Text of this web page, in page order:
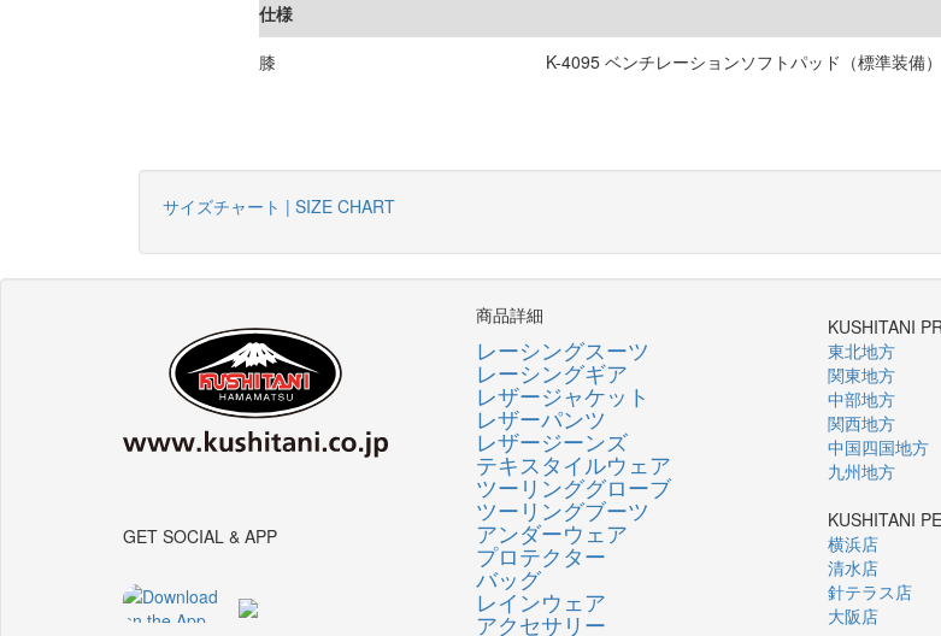
仕様
膝
K-4095 ベンチレーションソフトパッド（標準装備）
サイズチャート | SIZE CHART
GET SOCIAL & APP
商品詳細
レーシングスーツ
レーシングギア
レザージャケット
レザーパンツ
レザージーンズ
テキスタイルウェア
ツーリンググローブ
ツーリングブーツ
アンダーウェア
プロテクター
バッグ
レインウェア
アクセサリー
KUSHITANI
東北地方
関東地方
中部地方
関西地方
中国四国地方
九州地方
KUSHITANI
横浜店
清水店
針テラス店
大阪店